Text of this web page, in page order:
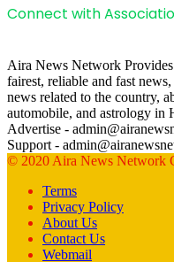
Connect with
Aira News Network
fairest, reliable and fast
news related to the country,
automobile, and astrology
Advertise -
Support -
© 2020 Aira News Network
Terms
Privacy Policy
About Us
Contact Us
Webmail